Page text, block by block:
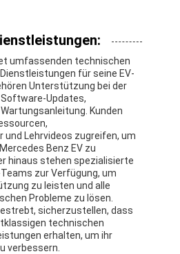
umfassenden technischen
für seine EV-
Unterstützung bei der
Software-Updates,
Kunden
und Lehrvideos zugreifen, um
Benz EV zu
hinaus stehen spezialisierte
zur Verfügung, um
zu leisten und alle
Probleme zu lösen.
sicherzustellen, dass
technischen
erhalten, um ihr
verbessern.